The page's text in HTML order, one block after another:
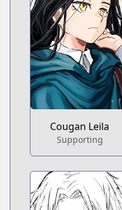
Cougan Leila
Supporting